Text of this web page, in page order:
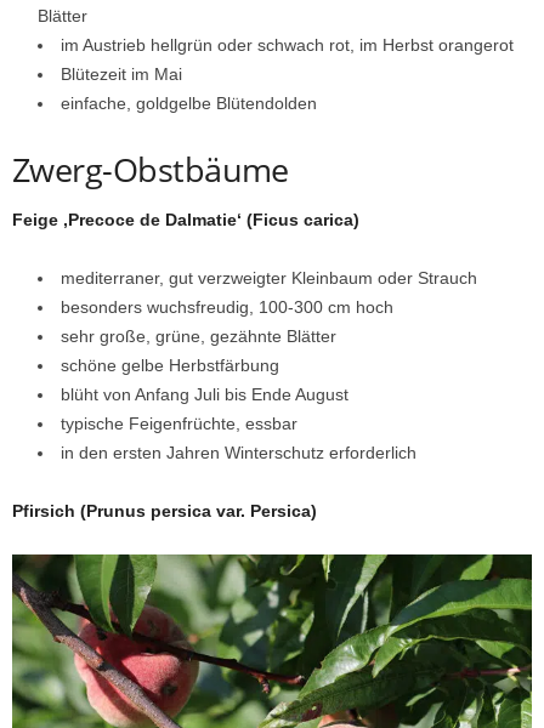
Blätter
im Austrieb hellgrün oder schwach rot, im Herbst orangerot
Blütezeit im Mai
einfache, goldgelbe Blütendolden
Zwerg-Obstbäume
Feige ‚Precoce de Dalmatie‘ (Ficus carica)
mediterraner, gut verzweigter Kleinbaum oder Strauch
besonders wuchsfreudig, 100-300 cm hoch
sehr große, grüne, gezähnte Blätter
schöne gelbe Herbstfärbung
blüht von Anfang Juli bis Ende August
typische Feigenfrüchte, essbar
in den ersten Jahren Winterschutz erforderlich
Pfirsich (Prunus persica var. Persica)